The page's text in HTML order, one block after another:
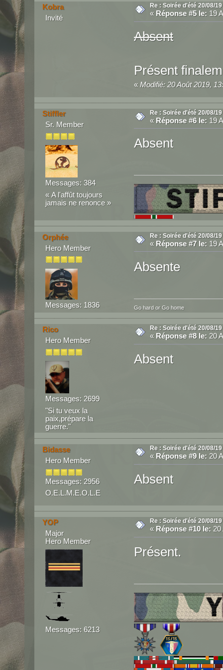
Kobra
Invité
Re : Soirée d'été 20/08/19
« Réponse #5 le:19
Absent
Présent
«Modifié: 20 Août 2019,
Stiffler
Sr. Member
Messages: 384
« A l'affût toujours
jamais ne renonce »
Re : Soirée d'été 20/08/19
« Réponse #6 le:19
Absent
Orphée
Hero Member
Messages: 1836
Re : Soirée d'été 20/08/19
« Réponse #7 le:19
Absente
Go hard or Go home
Rico
Hero Member
Messages: 2699
"Si tu veux la
paix,prépare la
guerre."
Re : Soirée d'été 20/08/19
« Réponse #8 le:20
Absent
Bidasse
Hero Member
Messages: 2956
O.E.L.M.E.O.L.E
Re : Soirée d'été 20/08/19
« Réponse #9 le:20
Absent
YOP
Major
Hero Member
Messages: 6213
Re : Soirée d'été 20/08/19
« Réponse #10 le:20
Présent.